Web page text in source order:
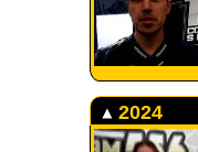
2024